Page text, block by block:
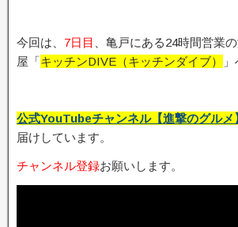
今回は、 7日目
、亀戸にある24時間営業
屋「キッチンDIVE（キッチンダイブ）
公式YouTubeチャンネル【進撃のグルメ
届けしています。
チャンネル登録お願いします。